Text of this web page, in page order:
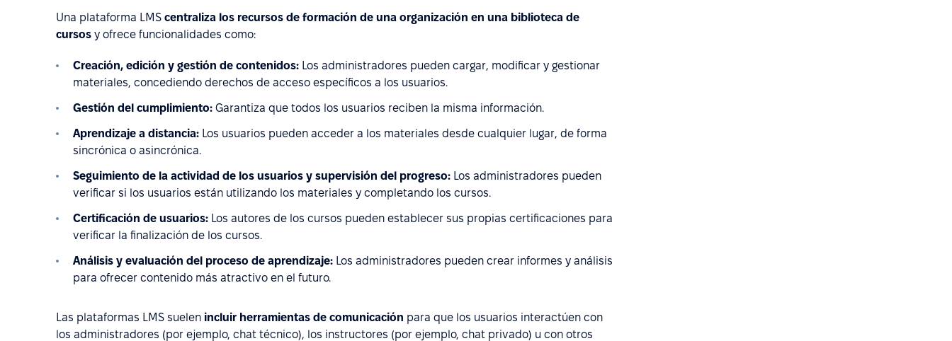
Una plataforma LMS centraliza los recursos de formación de una organización en una biblioteca de
cursos y ofrece funcionalidades como:
Creación, edición y gestión de contenidos: Los administradores pueden cargar, modificar y gestionar
materiales, concediendo derechos de acceso específicos a los usuarios.
Gestión del cumplimiento: Garantiza que todos los usuarios reciben la misma información.
Aprendizaje a distancia: Los usuarios pueden acceder a los materiales desde cualquier lugar, de forma
sincrónica o asincrónica.
Seguimiento de la actividad de los usuarios y supervisión del progreso: Los administradores pueden
verificar si los usuarios están utilizando los materiales y completando los cursos.
Certificación de usuarios: Los autores de los cursos pueden establecer sus propias certificaciones para
verificar la finalización de los cursos.
Análisis y evaluación del proceso de aprendizaje: Los administradores pueden crear informes y análisis
para ofrecer contenido más atractivo en el futuro.
Las plataformas LMS suelen incluir herramientas de comunicación para que los usuarios interactúen con
los administradores (por ejemplo, chat técnico), los instructores (por ejemplo, chat privado) u con otros